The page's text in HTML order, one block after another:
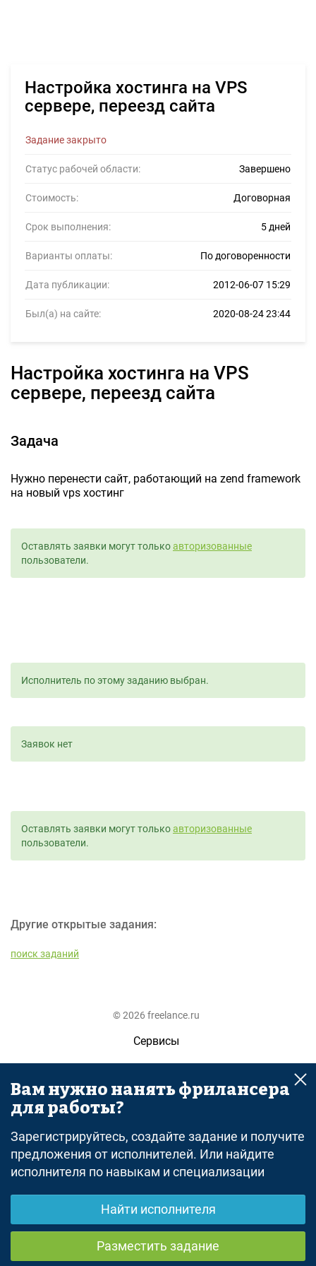
Настройка хостинга на VPS
сервере, переезд сайта
Задание закрыто
Статус рабочей области: Завершено
Стоимость: Договорная
Срок выполнения: 5 дней
Варианты оплаты: По договоренности
Дата публикации: 2012-06-07 15:29
Был(а) на сайте: 2020-08-24 23:44
Настройка хостинга на VPS
сервере, переезд сайта
Задача
Нужно перенести сайт, работающий на zend framework
на новый vps хостинг
Оставлять заявки могут толькоавторизованные
пользователи.
Исполнитель по этому заданию выбран.
Заявок нет
Оставлять заявки могут толькоавторизованные
пользователи.
Другие открытые задания:
поиск заданий
© 2026 freelance.ru
Сервисы
Помощь
Поиск
Оферта
Политика конфиденциальности
Дисклеймер о ЗоЗПП
Отказ от ответственности
Вам нужно нанять фрилансера
для работы?
Зарегистрируйтесь, создайте задание и получите
предложения от исполнителей. Или найдите
исполнителя по навыкам и специализации
Найти исполнителя
Разместить задание